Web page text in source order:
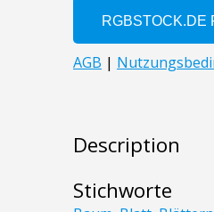
Description
Stichworte